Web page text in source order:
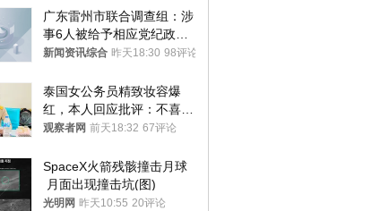
广东雷州市联合调查组：涉
事6人被给予相应党纪政务
处分和组织处理
新闻资讯综合 昨天18:30 98评论
泰国女公务员精致妆容爆
红，本人回应批评：不喜欢
就别看
观察者网 前天18:32 67评论
SpaceX火箭残骸撞击月球
月面出现撞击坑(图)
光明网 昨天10:55 20评论